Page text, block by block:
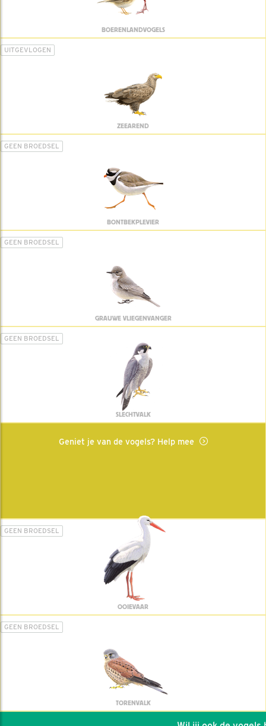
BOERENLANDVOGELS
UITGEVLOGEN
ZEEAREND
GEEN BROEDSEL
BONTBEKPLEVIER
GEEN BROEDSEL
GRAUWE VLIEGENVANGER
GEEN BROEDSEL
SLECHTVALK
Geniet je van de vogels? Help mee
GEEN BROEDSEL
OOIEVAAR
GEEN BROEDSEL
TORENVALK